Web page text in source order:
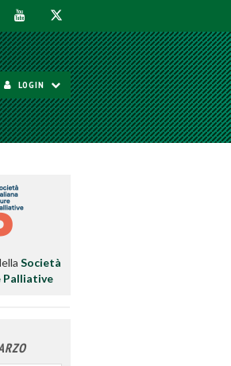
LOGIN
Società
Palliative